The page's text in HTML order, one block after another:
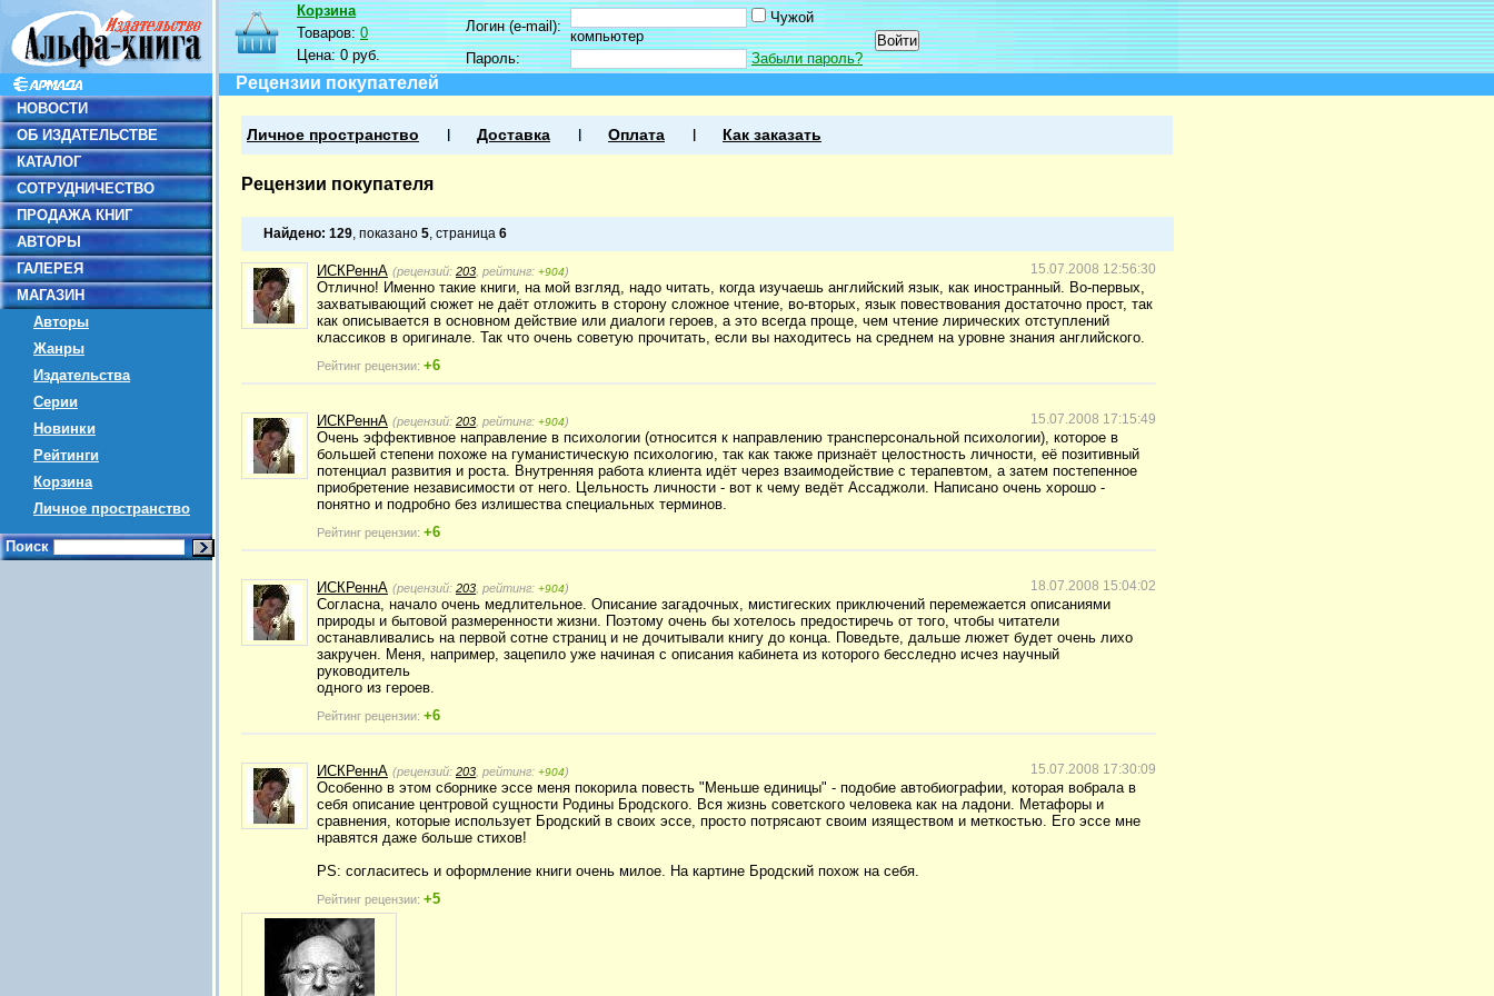
НОВОСТИ
ОБ ИЗДАТЕЛЬСТВЕ
КАТАЛОГ
СОТРУДНИЧЕСТВО
ПРОДАЖА КНИГ
АВТОРЫ
ГАЛЕРЕЯ
МАГАЗИН
Авторы
Жанры
Издательства
Серии
Новинки
Рейтинги
Корзина
Личное пространство
Поиск
Корзина
Товаров:0
Цена:0 руб.
Логин (e-mail):
Чужой
компьютер
Пароль:
Забыли пароль?
Рецензии покупателей
Личное пространство Доставка Оплата Как заказать
Рецензии покупателя
Найдено: 129, показано 5, страница 6
15.07.2008 12:56:30
ИСКРеннА (рецензий: 203 , рейтинг: +904)
Отлично! Именно такие книги, на мой взгляд, надо читать, когда изучаешь английский язык, как иностранный. Во-первых,
захватывающий сюжет не даёт отложить в сторону сложное чтение, во-вторых, язык повествования достаточно прост, так
как описывается в основном действие или диалоги героев, а это всегда проще, чем чтение лирических отступлений
классиков в оригинале. Так что очень советую прочитать, если вы находитесь на среднем на уровне знания английского.
Рейтинг рецензии: +6
15.07.2008 17:15:49
ИСКРеннА (рецензий: 203 , рейтинг: +904)
Очень эффективное направление в психологии (относится к направлению трансперсональной психологии), которое в
большей степени похоже на гуманистическую психологию, так как также признаёт целостность личности, её позитивный
потенциал развития и роста. Внутренняя работа клиента идёт через взаимодействие с терапевтом, а затем постепенное
приобретение независимости от него. Цельность личности - вот к чему ведёт Ассаджоли. Написано очень хорошо -
понятно и подробно без излишества специальных терминов.
Рейтинг рецензии: +6
18.07.2008 15:04:02
ИСКРеннА (рецензий: 203 , рейтинг: +904)
Согласна, начало очень медлительное. Описание загадочных, мистигеских приключений перемежается описаниями
природы и бытовой размеренности жизни. Поэтому очень бы хотелось предостиречь от того, чтобы читатели
останавливались на первой сотне страниц и не дочитывали книгу до конца. Поведьте, дальше люжет будет очень лихо
закручен. Меня, например, зацепило уже начиная с описания кабинета из которого бесследно исчез научный
руководитель
одного из героев.
Рейтинг рецензии: +6
15.07.2008 17:30:09
ИСКРеннА (рецензий: 203 , рейтинг: +904)
Особенно в этом сборнике эссе меня покорила повесть "Меньше единицы" - подобие автобиографии, которая вобрала в
себя описание центровой сущности Родины Бродского. Вся жизнь советского человека как на ладони. Метафоры и
сравнения, которые использует Бродский в своих эссе, просто потрясают своим изяществом и меткостью. Его эссе мне
нравятся даже больше стихов!
PS: согласитесь и оформление книги очень милое. На картине Бродский похож на себя.
Рейтинг рецензии: +5